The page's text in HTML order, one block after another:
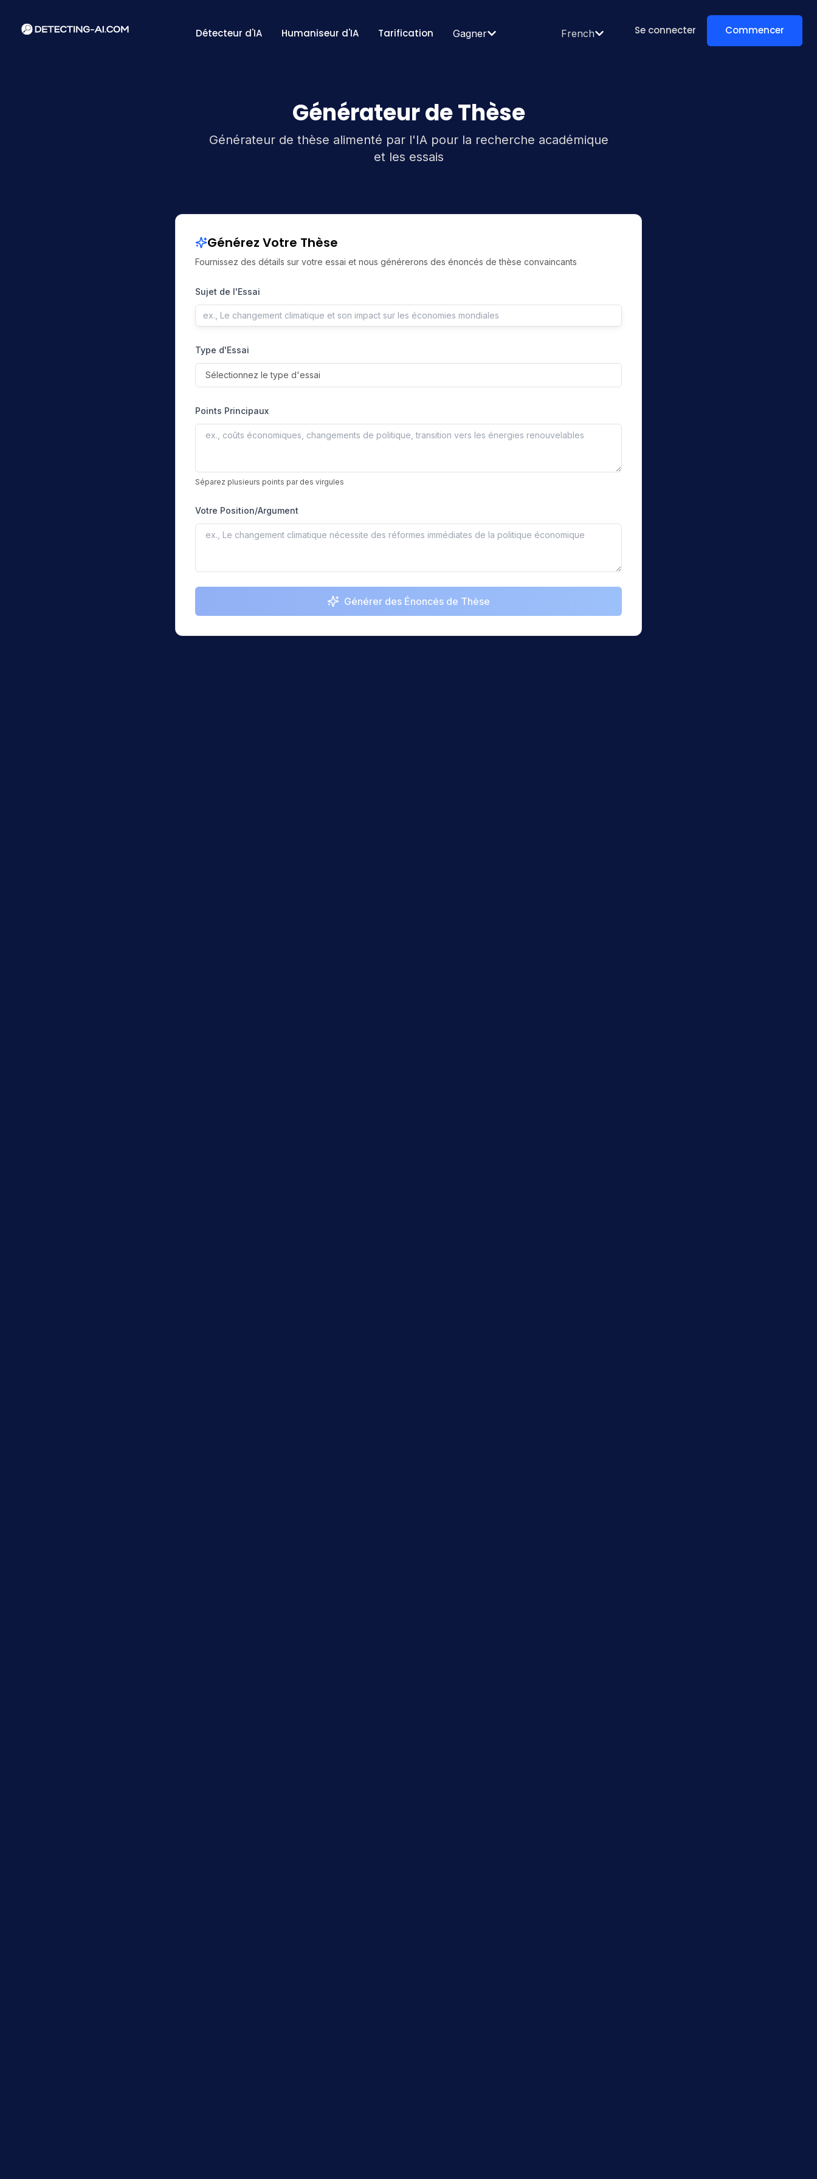
Détecteur d'IA Humaniseur d'IA Tarification Gagner French Se connecter Commencer
Générateur de Thèse
Générateur de thèse alimenté par l'IA pour la recherche académique
et les essais
Générez Votre Thèse
Fournissez des détails sur votre essai et nous générerons des énoncés de thèse convaincants
Sujet de l'Essai
Type d'Essai
Sélectionnez le type d'essai
Points Principaux
Séparez plusieurs points par des virgules
Votre Position/Argument
Générer des Énoncés de Thèse